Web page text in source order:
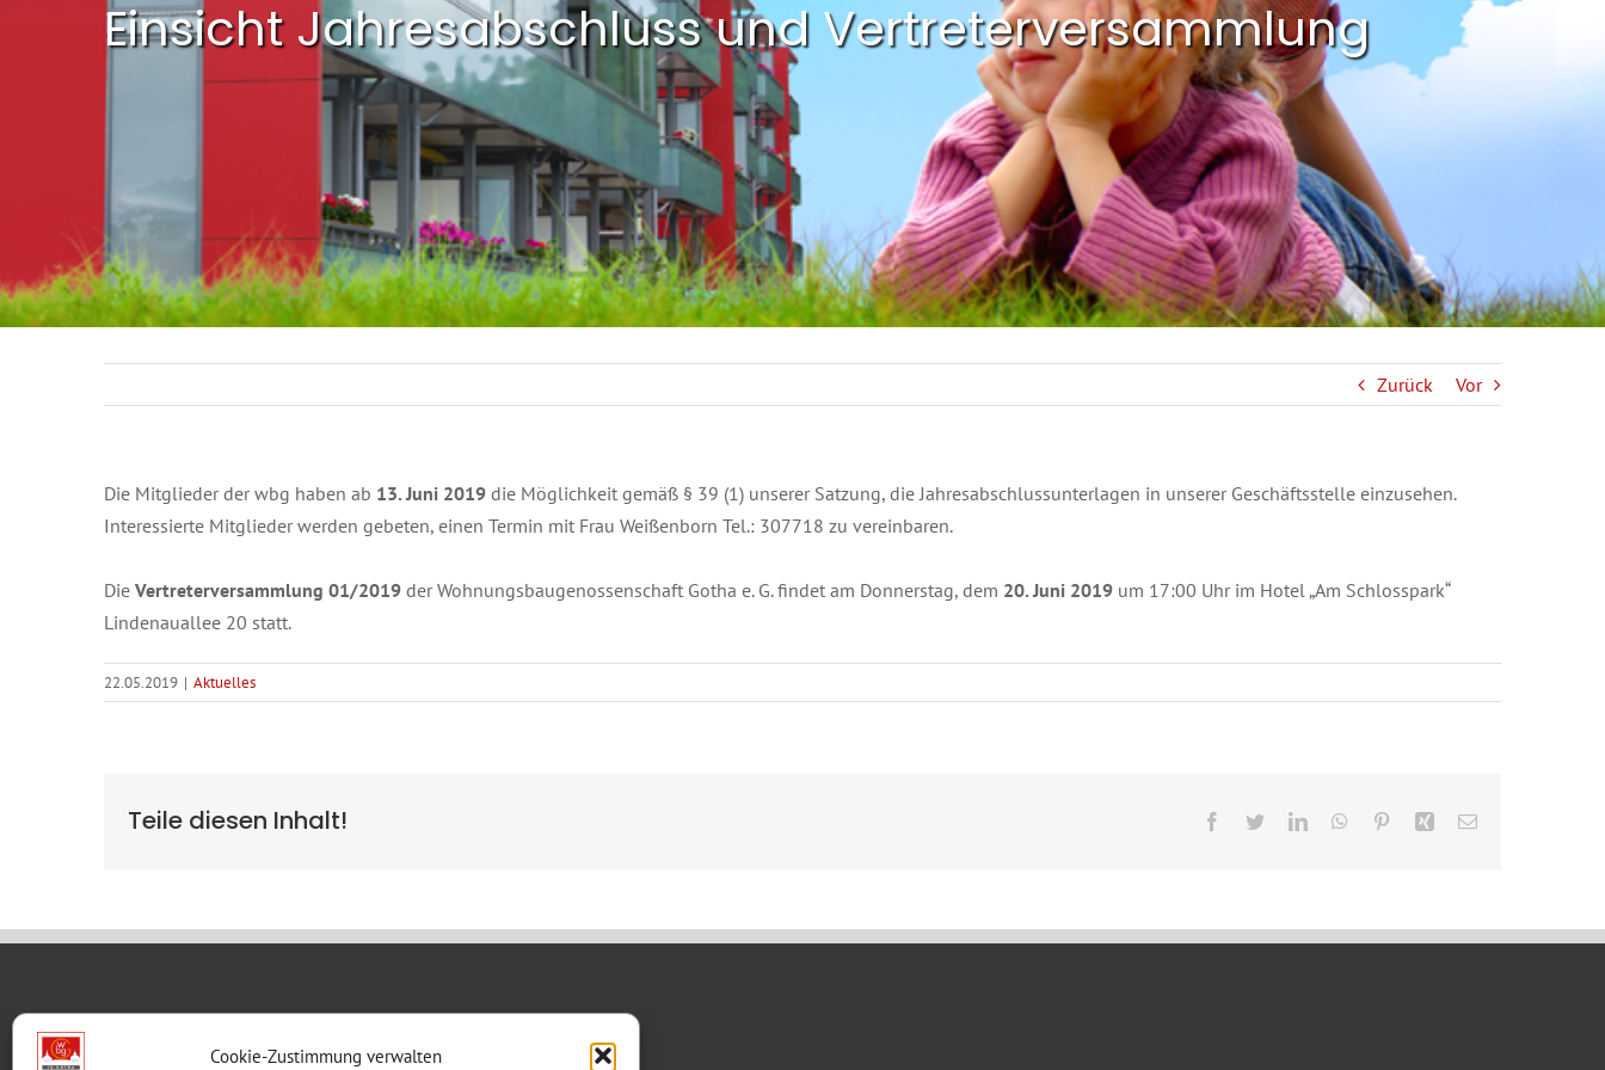
Cookie-Zustimmung verwalten
Einsicht Jahresabschluss und Vertreterversammlung
Zurück Vor
Die Mitglieder der wbg haben ab 13. Juni 2019 die Möglichkeit gemäß § 39 (1) unserer Satzung, die Jahresabschlussunterlagen in unserer Geschäftsstelle einzusehen.
Interessierte Mitglieder werden gebeten, einen Termin mit Frau Weißenborn Tel.: 307718 zu vereinbaren.
Die Vertreterversammlung 01/2019 der Wohnungsbaugenossenschaft Gotha e. G. findet am Donnerstag, dem 20. Juni 2019 um 17:00 Uhr im Hotel „Am Schlosspark“
Lindenauallee 20 statt.
22.05.2019 | Aktuelles
Teile diesen Inhalt! Facebook
TwitterLinkedInWhatsApp
PinterestXing E-